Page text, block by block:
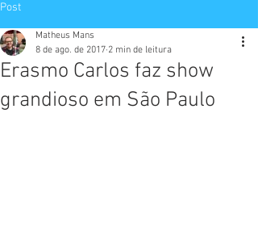
Post
Erasmo Carlos faz show
grandioso em São Paulo
Matheus Mans
8 de ago. de 2017 2 min de leitura